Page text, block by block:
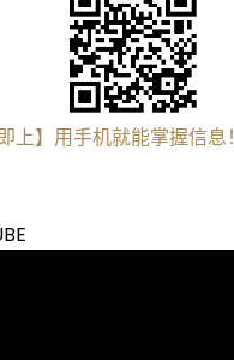
上】用手机就能掌握信息！